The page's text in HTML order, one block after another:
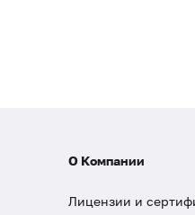
О Компании
Лицензии и